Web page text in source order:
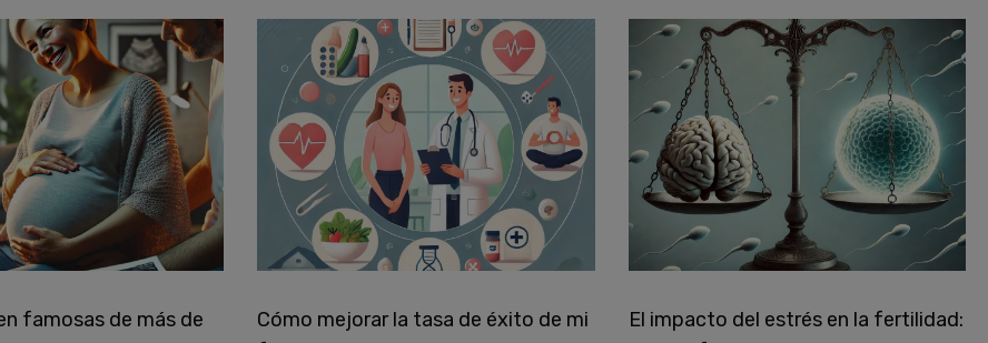
famosas de más de
Cómo mejorar la tasa de éxito de mi
El impacto del estrés en la fertilidad: